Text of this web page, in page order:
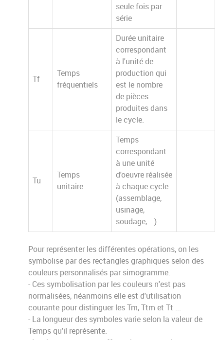
seule fois par
série
Tf
Temps
fréquentiels
Durée unitaire
correspondant
à l'unité de
production qui
est le nombre
de pièces
produites dans
le cycle.
Tu
Temps
unitaire
Temps
correspondant
à une unité
d'oeuvre réalisée
à chaque cycle
(assemblage,
usinage,
soudage, …)
Pour représenter les différentes opérations, on les
symbolise par des rectangles graphiques selon des
couleurs personnalisés par simogramme.
- Ces symbolisation par les couleurs n'est pas
normalisées, néanmoins elle est d'utilisation
courante pour distinguer les Tm, Ttm et Tt ...
- La longueur des symboles varie selon la valeur de
Temps qu’il représente.